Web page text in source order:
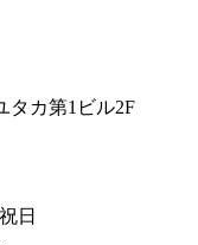
タカ第1ビル2F
日